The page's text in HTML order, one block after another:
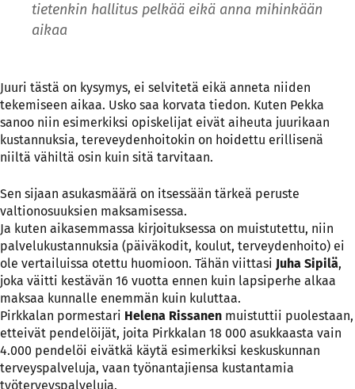
tietenkin hallitus pelkää eikä anna mihinkään
aikaa
Juuri tästä on kysymys, ei selvitetä eikä anneta niiden
tekemiseen aikaa. Usko saa korvata tiedon. Kuten Pekka
sanoo niin esimerkiksi opiskelijat eivät aiheuta juurikaan
kustannuksia, tereveydenhoitokin on hoidettu erillisenä
niiltä vähiltä osin kuin sitä tarvitaan.
Sen sijaan asukasmäärä on itsessään tärkeä peruste
valtionosuuksien maksamisessa.
Ja kuten aikasemmassa kirjoituksessa on muistutettu, niin
palvelukustannuksia (päiväkodit, koulut, terveydenhoito) ei
ole vertailuissa otettu huomioon. Tähän viittasi Juha Sipilä,
joka väitti kestävän 16 vuotta ennen kuin lapsiperhe alkaa
maksaa kunnalle enemmän kuin kuluttaa.
Pirkkalan pormestari Helena Rissanen muistuttii puolestaan,
etteivät pendelöijät, joita Pirkkalan 18 000 asukkaasta vain
4.000 pendelöi eivätkä käytä esimerkiksi keskuskunnan
terveyspalveluja, vaan työnantajiensa kustantamia
työterveyspalveluja.